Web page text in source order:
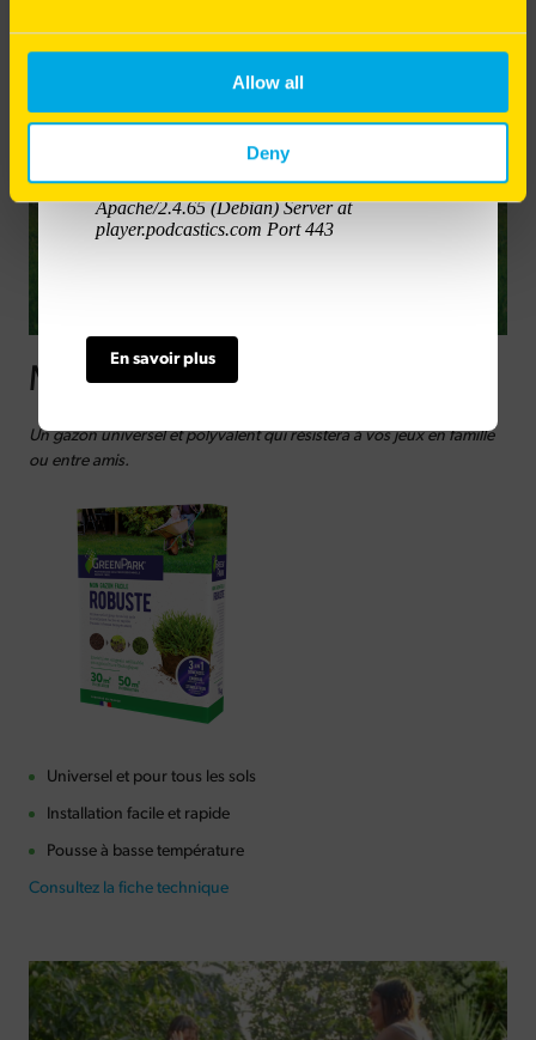
Allow all
Deny
Mon Gazon Facile - Robuste
Un gazon universel et polyvalent qui résistera à vos jeux en famille
ou entre amis.
Universel et pour tous les sols
Installation facile et rapide
Pousse à basse température
Consultez la fiche technique
En savoir plus